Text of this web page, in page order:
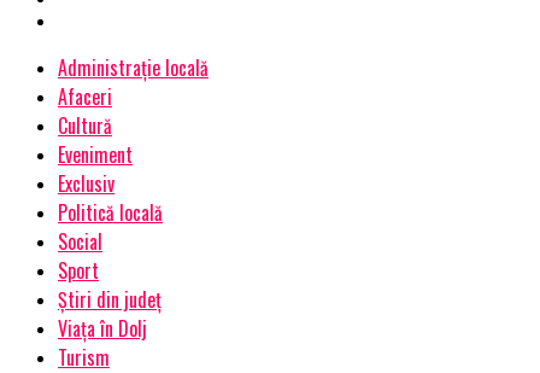
Administrație locală
Afaceri
Cultură
Eveniment
Exclusiv
Politică locală
Social
Sport
Știri din județ
Viața în Dolj
Turism